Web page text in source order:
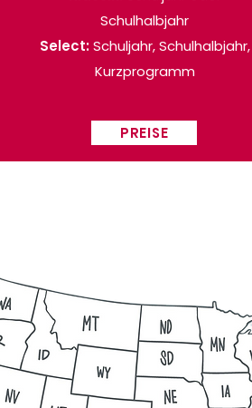
Schulhalbjahr
Select:Schuljahr, Schulhalbjahr,
Kurzprogramm
PREISE